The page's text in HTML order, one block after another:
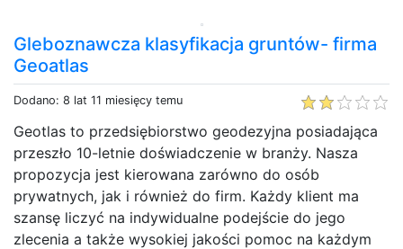
Gleboznawcza klasyfikacja gruntów- firma
Geoatlas
Dodano: 8 lat 11 miesięcy temu
Geotlas to przedsiębiorstwo geodezyjna posiadająca
przeszło 10-letnie doświadczenie w branży. Nasza
propozycja jest kierowana zarówno do osób
prywatnych, jak i również do firm. Każdy klient ma
szansę liczyć na indywidualne podejście do jego
zlecenia a także wysokiej jakości pomoc na każdym